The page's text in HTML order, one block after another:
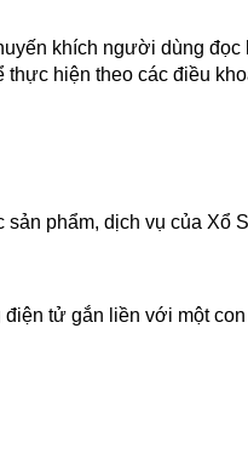
khích người dùng đọc
hiện theo các điều
sản phẩm, dịch vụ của Xổ
tử gắn liền với một